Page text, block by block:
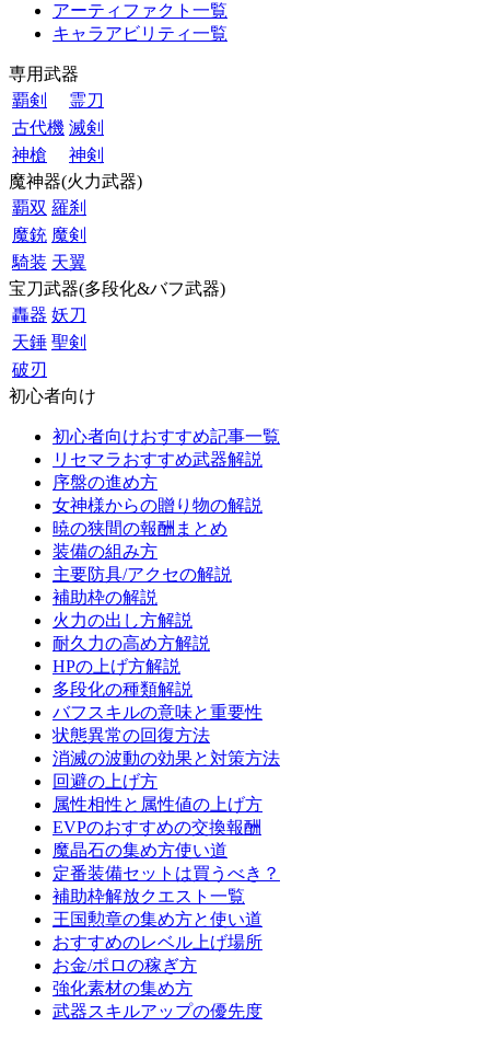
アーティファクト一覧
キャラアビリティ一覧
専用武器
覇剣
霊刀
古代機 滅剣
神槍
神剣
魔神器(火力武器)
覇双 羅刹
魔銃 魔剣
騎装 天翼
宝刀武器(多段化&バフ武器)
轟器 妖刀
天錘 聖剣
破刃
初心者向け
初心者向けおすすめ記事一覧
リセマラおすすめ武器解説
序盤の進め方
女神様からの贈り物の解説
暁の狭間の報酬まとめ
装備の組み方
主要防具/アクセの解説
補助枠の解説
火力の出し方解説
耐久力の高め方解説
HPの上げ方解説
多段化の種類解説
バフスキルの意味と重要性
状態異常の回復方法
消滅の波動の効果と対策方法
回避の上げ方
属性相性と属性値の上げ方
EVPのおすすめの交換報酬
魔晶石の集め方使い道
定番装備セットは買うべき？
補助枠解放クエスト一覧
王国勲章の集め方と使い道
おすすめのレベル上げ場所
お金/ポロの稼ぎ方
強化素材の集め方
武器スキルアップの優先度